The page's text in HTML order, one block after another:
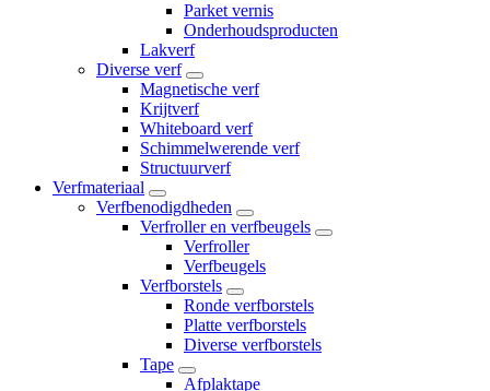
Parket vernis
Onderhoudsproducten
Lakverf
Diverse verf
Magnetische verf
Krijtverf
Whiteboard verf
Schimmelwerende verf
Structuurverf
Verfmateriaal
Verfbenodigdheden
Verfroller en verfbeugels
Verfroller
Verfbeugels
Verfborstels
Ronde verfborstels
Platte verfborstels
Diverse verfborstels
Tape
Afplaktape